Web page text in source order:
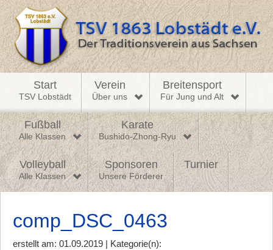
Start
TSV Lobstädt
Verein
Über uns
Breitensport
Für Jung und Alt
Fußball
Alle Klassen
Karate
Bushido-Zhong-Ryu
Volleyball
Alle Klassen
Sponsoren
Unsere Förderer
Turnier
comp_DSC_0463
erstellt am: 01.09.2019 | Kategorie(n):